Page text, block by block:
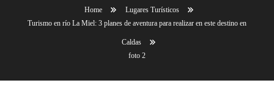
Home
Lugares Turísticos
Turismo en río La Miel: 3 planes de aventura para realizar en este destino en
Caldas
foto 2